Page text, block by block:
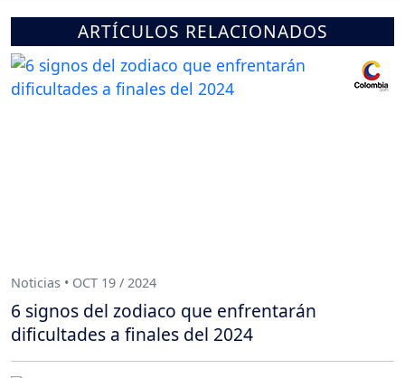
ARTÍCULOS RELACIONADOS
Noticias • OCT 19 / 2024
6 signos del zodiaco que enfrentarán
dificultades a finales del 2024